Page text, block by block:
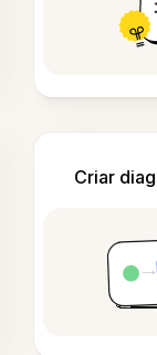
Criar